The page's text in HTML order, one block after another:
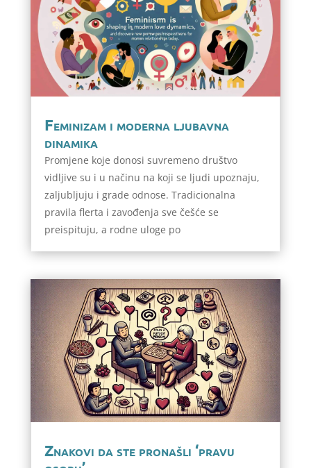
Feminizam i moderna ljubavna
dinamika
Promjene koje donosi suvremeno društvo
vidljive su i u načinu na koji se ljudi upoznaju,
zaljubljuju i grade odnose. Tradicionalna
pravila flerta i zavođenja sve češće se
preispituju, a rodne uloge po
Znakovi da ste pronašli ‘pravu